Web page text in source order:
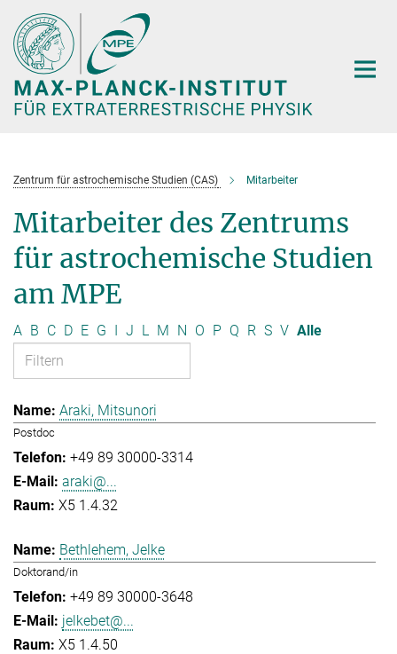
Hauptinhalt
Zentrum für astrochemische Studien (CAS) Mitarbeiter
Mitarbeiter des Zentrums
für astrochemische Studien
am MPE
A B C D E G I J L M N O P Q R S V Alle
Araki, Mitsunori
Postdoc
+49 89 30000-3314
araki@...
X5 1.4.32
Bethlehem, Jelke
Doktorand/in
+49 89 30000-3648
jelkebet@...
X5 1.4.50